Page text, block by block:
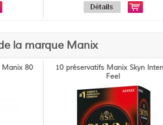
la marque Manix
Manix 80
10 préservatifs Manix Skyn
Feel